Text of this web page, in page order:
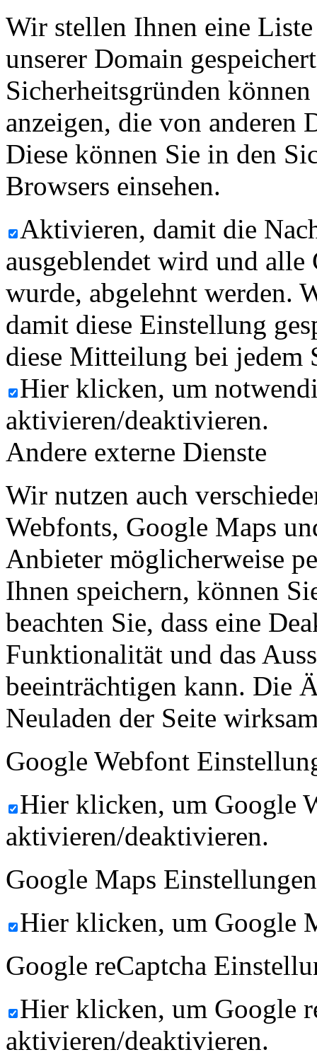
Wir stellen Ihnen eine
unserer Domain
Sicherheitsgründen
anzeigen, die von anderen
Diese können Sie in den
Browsers einsehen.
Aktivieren, damit die
ausgeblendet wird und
wurde, abgelehnt werden.
damit diese Einstellung
diese Mitteilung bei jedem
Hier klicken, um
aktivieren/deaktivieren.
Andere externe Dienste
Wir nutzen auch
Webfonts, Google Maps
Anbieter möglicherweise
Ihnen speichern, können
beachten Sie, dass eine
Funktionalität und das
beeinträchtigen kann. Die
Neuladen der Seite
Google Webfont
Hier klicken, um Google
aktivieren/deaktivieren.
Google Maps
Hier klicken, um Google
Google reCaptcha
Hier klicken, um Google
aktivieren/deaktivieren.